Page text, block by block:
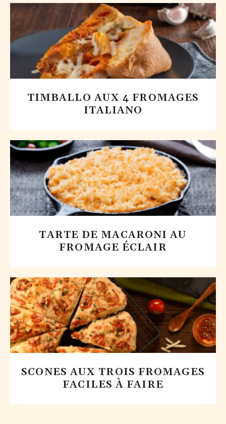
TIMBALLO AUX 4 FROMAGES
ITALIANO
TARTE DE MACARONI AU
FROMAGE ÉCLAIR
SCONES AUX TROIS FROMAGES
FACILES À FAIRE